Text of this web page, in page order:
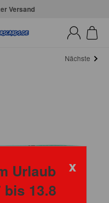
Versand
Nächste
x
Urlaub
bis 13.8